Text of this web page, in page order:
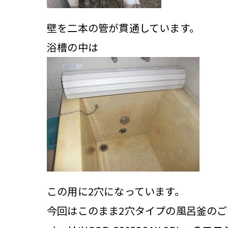
壁を二本の管が貫通しています。
浴槽の中は
この用に2穴になっています。
今回はこのまま2穴タイプの風呂釜の